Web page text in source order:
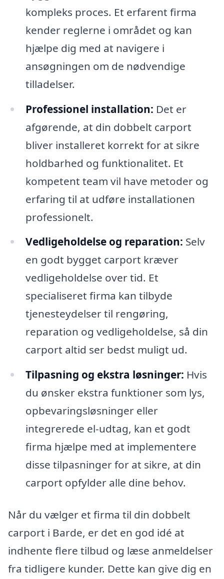
kompleks proces. Et erfarent firma
kender reglerne i området og kan
hjælpe dig med at navigere i
ansøgningen om de nødvendige
tilladelser.
Professionel installation: Det er
afgørende, at din dobbelt carport
bliver installeret korrekt for at sikre
holdbarhed og funktionalitet. Et
kompetent team vil have metoder og
erfaring til at udføre installationen
professionelt.
Vedligeholdelse og reparation: Selv
en godt bygget carport kræver
vedligeholdelse over tid. Et
specialiseret firma kan tilbyde
tjenesteydelser til rengøring,
reparation og vedligeholdelse, så din
carport altid ser bedst muligt ud.
Tilpasning og ekstra løsninger: Hvis
du ønsker ekstra funktioner som lys,
opbevaringsløsninger eller
integrerede el-udtag, kan et godt
firma hjælpe med at implementere
disse tilpasninger for at sikre, at din
carport opfylder alle dine behov.
Når du vælger et firma til din dobbelt
carport i Barde, er det en god idé at
indhente flere tilbud og læse anmeldelser
fra tidligere kunder. Dette kan give dig en